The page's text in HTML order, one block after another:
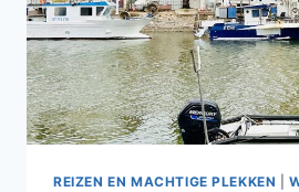
REIZEN EN MACHTIGE PLEKKEN |